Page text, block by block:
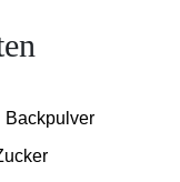
Backpulver